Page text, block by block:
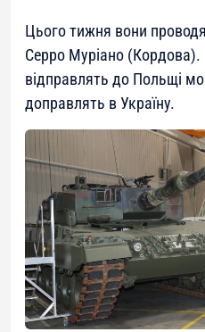
Цього тижня вони
Серро Муріано (Кордова).
відправлять до Польщі
доправлять в Україну.